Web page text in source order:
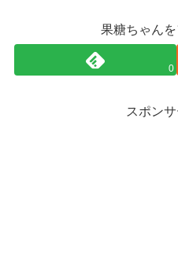
果糖ちゃん
0
スポン